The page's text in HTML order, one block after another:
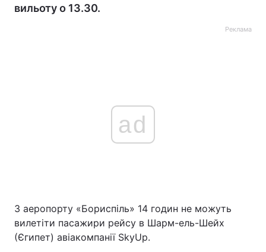
вильоту о 13.30.
Реклама
ad
З аеропорту «Бориспіль» 14 годин не можуть
вилетіти пасажири рейсу в Шарм-ель-Шейх
(Єгипет) авіакомпанії SkyUp.